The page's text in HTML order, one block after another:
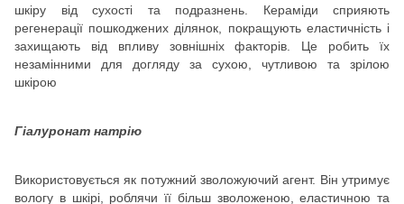
шкіру від сухості та подразнень. Кераміди сприяють
регенерації пошкоджених ділянок, покращують еластичність і
захищають від впливу зовнішніх факторів. Це робить їх
незамінними для догляду за сухою, чутливою та зрілою
шкірою
Гіалуронат натрію
Використовується як потужний зволожуючий агент. Він утримує
вологу в шкірі, роблячи її більш зволоженою, еластичною та